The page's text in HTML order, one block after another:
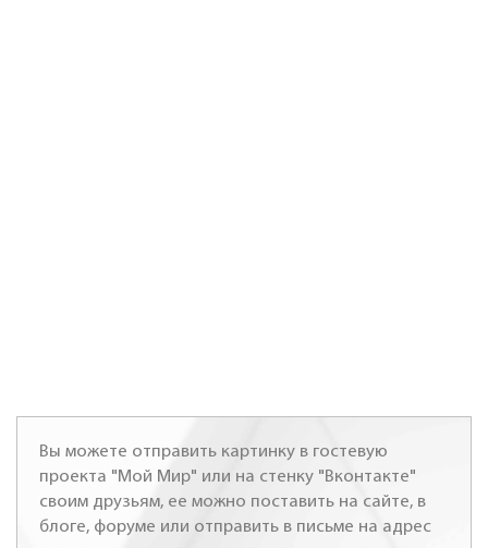
Вы можете отправить картинку в гостевую
проекта "Мой Мир" или на стенку "Вконтакте"
своим друзьям, ее можно поставить на сайте, в
блоге, форуме или отправить в письме на адрес